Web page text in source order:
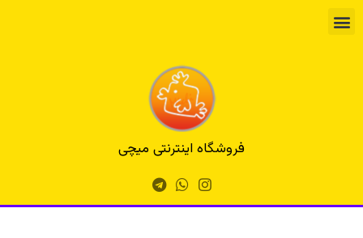
فروشگاه اینترنتی میچی